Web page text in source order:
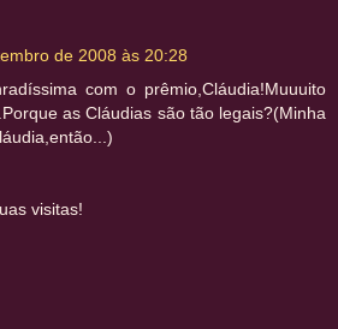
de 2008 às 20:28
com o prêmio,Cláudia!Muuuito
as Cláudias são tão legais?(Minha
visitas!